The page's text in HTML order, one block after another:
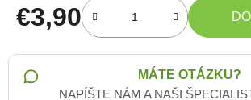
€3,90
Jednotková cena:
MÁTE OTÁZKU?
NAPÍŠTE NÁM A NAŠI